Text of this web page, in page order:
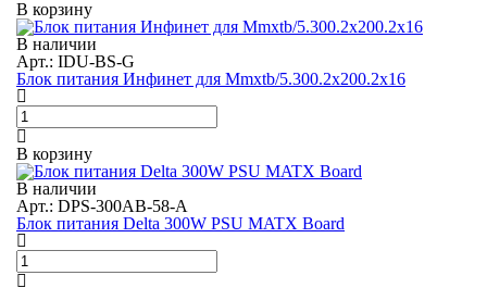
В корзину
В наличии
Арт.: IDU-BS-G
Блок питания Инфинет для Mmxtb/5.300.2x200.2x16
В корзину
В наличии
Арт.: DPS-300AB-58-A
Блок питания Delta 300W PSU MATX Board